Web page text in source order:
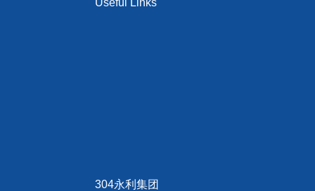
Useful Links
304永利集团